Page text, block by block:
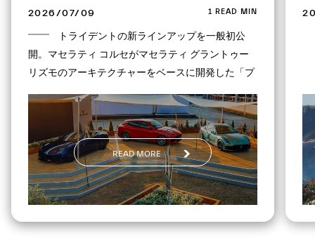
2026/07/09 1 READ MIN
トライデントの新ラインアップを一般初公
開。マセラティ コルセがマセラティ グラントゥー
リズモのアーキテクチャーをベースに開発した「プ
ロジェクト GT4」を世界初公開。「MC プーラ チェ
ロ」「GT2ストラダーレ」「MCXtrema」がスー
パーカー・パドックに登場し、ダイナミックランを
披露。
READ MORE